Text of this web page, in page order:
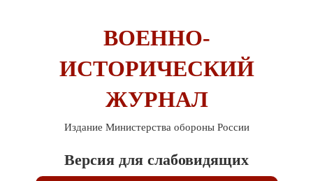
ВОЕННО-
ИСТОРИЧЕСКИЙ
ЖУРНАЛ
Издание Министерства обороны России
Версия для слабовидящих